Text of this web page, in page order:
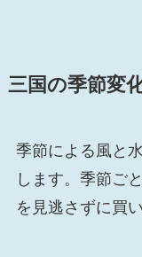
三国の季節変
季節による風と
します。季節ご
を見逃さずに買